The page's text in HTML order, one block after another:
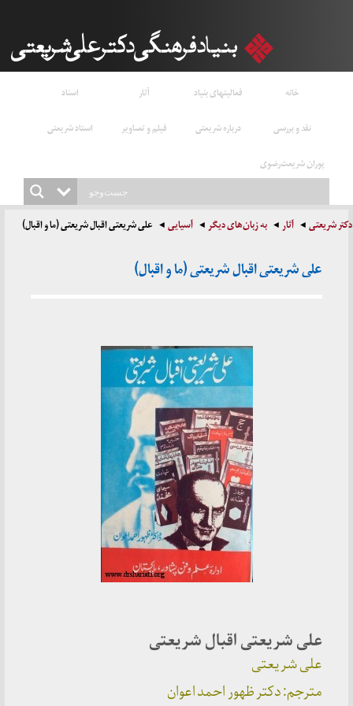
خانه فعالیتهای بنیاد آثار
اسناد
نقد و بررسی
درباره شریعتی فیلم و تصاویر
استاد شریعتی
پوران شریعت‌رضوی
دکتر شریعتی آثار به زبان‌های دیگر آسیایی علی شریعتی اقبال شریعتی (ما و اقبال)
علی شریعتی اقبال شریعتی (ما و اقبال)
علی شریعتی اقبال شریعتی
علی شریعتی
مترجم: دکتر ظهور احمد اعوان